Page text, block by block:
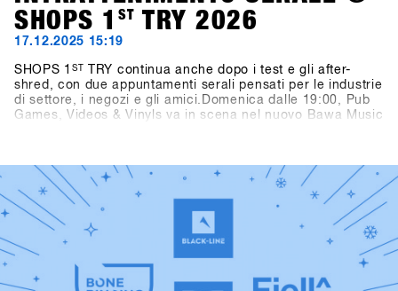
SHOPS 1
ST TRY 2026
17.12.2025 15:19
SHOPS 1 ST
TRY continua anche dopo i test e gli after-
shred, con due appuntamenti serali pensati per le industrie
di settore, i negozi e gli amici.Domenica dalle 19:00, Pub
Games, Videos & Vinyls va in scena nel nuovo Bawa Music
possono vincere gramdi premi.Lunedì dalle 21:00, due
vere leggende dello snowboard passano dietro alla
consolle: Fredi Kalbermatten e Gogo Gossner, alias DJ
Fredi K & DJock Norris. Il loro viaggio tra hip hop old-
school, funk e soul prende vita al Kosis Pub (Hotel Kosis,
Fügen).Due serate indimenticabili in due location diverse e
stimolanti, pensate come spazi di confronto, community,
divertimento e tempo condiviso lontano dalla neve.